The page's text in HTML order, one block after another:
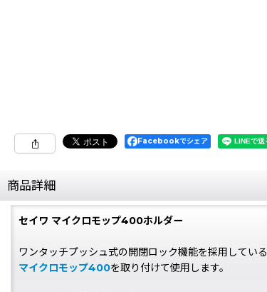
Facebookでシェア
商品詳細
セイワ マイクロモップ400ホルダー
ワンタッチプッシュ式の開閉ロック機能を採用してい
マイクロモップ400を取り付けて使用します。